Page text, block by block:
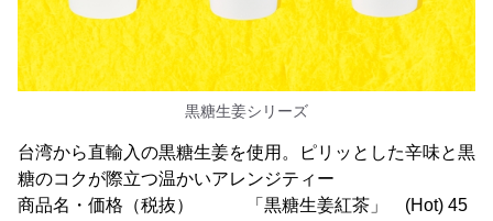
黒糖生姜シリーズ
台湾から直輸入の黒糖生姜を使用。ピリッとした辛味と黒
糖のコクが際立つ温かいアレンジティー
商品名・価格（税抜） 「黒糖生姜紅茶」 (Hot) 45